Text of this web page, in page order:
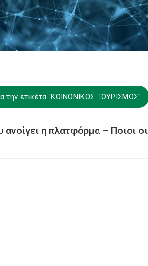
την ετικέτα "ΚΟΙΝΟΝΙΚΟΣ ΤΟΥΡΙΣΜΟΣ"
ανοίγει η πλατφόρμα – Ποιοι οι